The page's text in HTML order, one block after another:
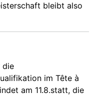
bleibt also
die
im Tête à
am 11.8.statt, die